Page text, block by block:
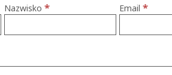
Nazwisko* Email*